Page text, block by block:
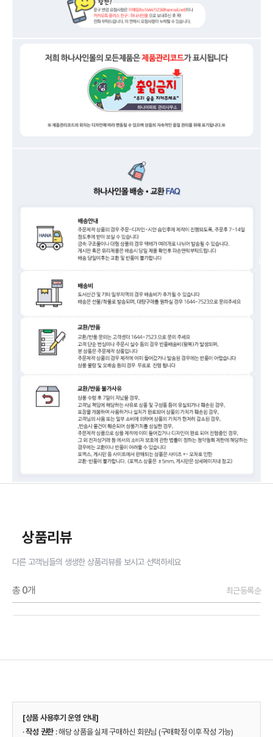
상품리뷰
다른 고객님들의 생생한 상품리뷰를 보시고 선택하세요
총 0개 최근등록순
[상품 사용후기 운영 안내]
·작성 권한 : 해당 상품을 실제 구매하신 회원님 (구매확정 이후 작성 가능)